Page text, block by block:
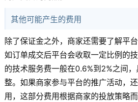
其他可能产生的费用
除了保证金之外，商家还需要了解平
如订单成交后平台会收取一定比例的
的技术服务费一般在0.6%到2%之间
整。如果商家参与平台的推广活动，
用，这部分费用根据商家的投放策略